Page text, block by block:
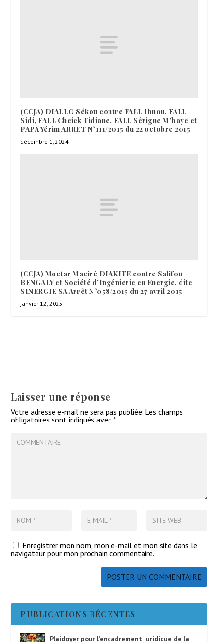
(CCJA) DIALLO Sékou contre FALL Ibnou, FALL
Sidi, FALL Cheick Tidiane, FALL Sérigne M’baye et
PAPA Yérim ARRET N°111/2015 du 22 octobre 2015
décembre 1, 2024
(CCJA) Moctar Maciré DIAKITE contre Salifou
BENGALY et Société d’Ingénierie en Energie, dite
SINERGIE SA Arrêt N°058/2015 du 27 avril 2015
janvier 12, 2025
Laisser une réponse
Votre adresse e-mail ne sera pas publiée. Les champs
obligatoires sont indiqués avec*
Enregistrer mon nom, mon e-mail et mon site dans le
navigateur pour mon prochain commentaire.
PUBLICATIONS RÉCENTES
Plaidoyer pour l’encadrement juridique de la